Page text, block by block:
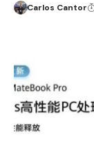
Carlos Cantor